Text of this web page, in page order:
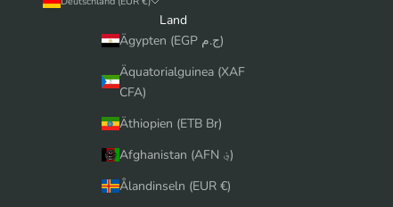
Land
Ägypten (EGP ج.م)
Äquatorialguinea (XAF
CFA)
Äthiopien (ETB Br)
Afghanistan (AFN ؋)
Ålandinseln (EUR €)